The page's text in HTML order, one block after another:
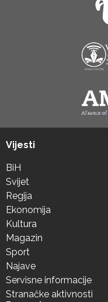
Vijesti
BiH
Svijet
Regija
Ekonomija
Kultura
Magazin
Sport
Najave
Servisne informacije
Stranačke aktivnosti